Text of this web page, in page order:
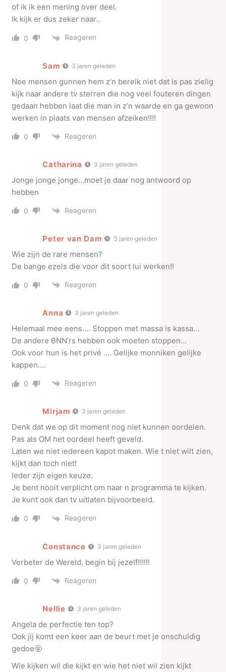
of ik ik een mening over deel.
Ik kijk er dus zeker naar..
0 Reageren
Sam 3 jaren geleden
Nee mensen gunnen hem z’n bereik niet dat is pas zielig
kijk naar andere tv sterren die nog veel fouteren dingen
gedaan hebben laat die man in z’n waarde en ga gewoon
werken in plaats van mensen afzeiken!!!!
0 Reageren
Catharina 3 jaren geleden
Jonge jonge jonge…moet je daar nog antwoord op
hebben
0 Reageren
Peter van Dam 3 jaren geleden
Wie zijn de rare mensen?
De bange ezels die voor dit soort lui werken!!
0 Reageren
Anna 3 jaren geleden
Helemaal mee eens…. Stoppen met massa is kassa…
De andere BNN’rs hebben ook moeten stoppen…
Ook voor hun is het privé …. Gelijke monniken gelijke
kappen….
0 Reageren
Mirjam 3 jaren geleden
Denk dat we op dit moment nog niet kunnen oordelen.
Pas als OM het oordeel heeft geveld.
Laten we niet iedereen kapot maken. Wie t niet wilt zien,
kijkt dan toch niet!
Ieder zijn eigen keuze.
Je bent nooit verplicht om naar n programma te kijken.
Je kunt ook dan tv uitlaten bijvoorbeeld.
0 Reageren
Constance 3 jaren geleden
Verbeter de Wereld, begin bij jezelf!!!!!!
0 Reageren
Nellie 3 jaren geleden
Angela de perfectie ten top?
Ook jij komt een keer aan de beurt met je onschuldig
gedoe🤬
Wie kijken wil die kijkt en wie het niet wil zien kijkt